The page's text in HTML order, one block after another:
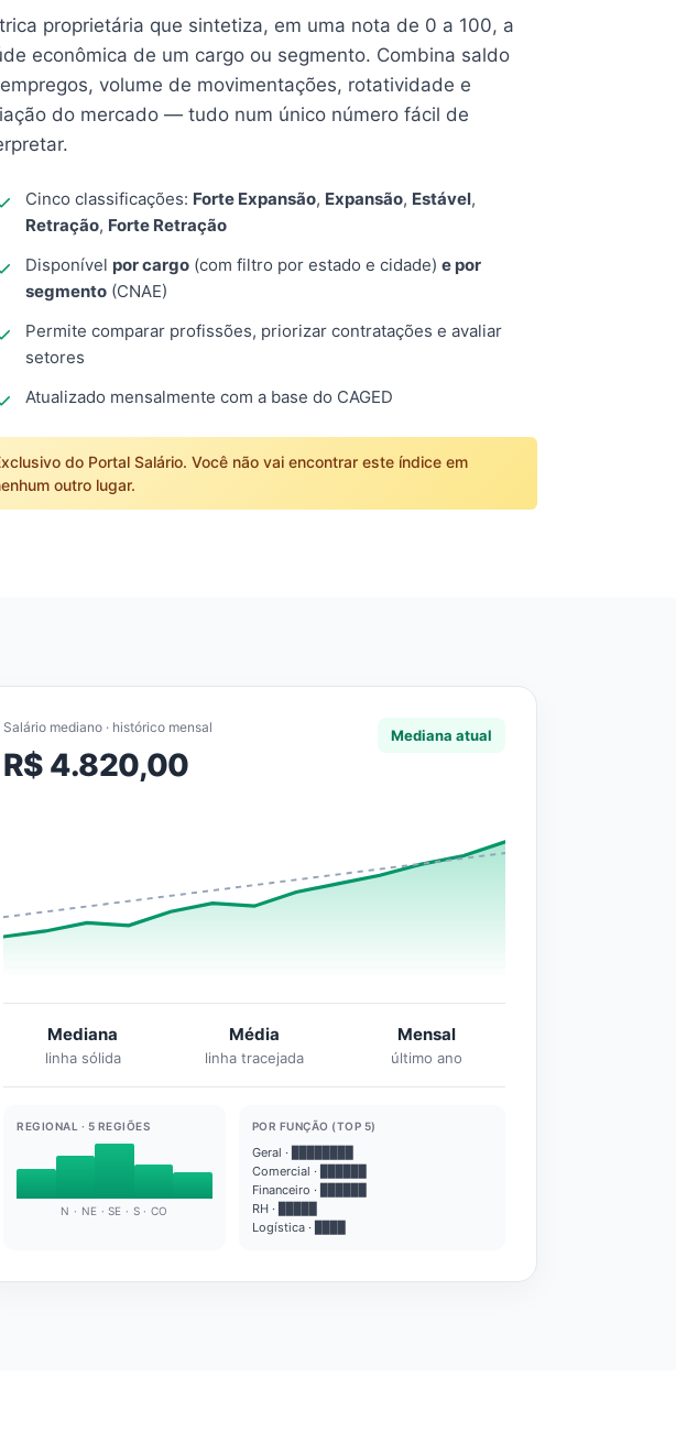
proprietária que sintetiza, em uma nota de 0 a 100, a
econômica de um cargo ou segmento. Combina saldo
volume de movimentações, rotatividade e
do mercado — tudo num único número fácil de
Cinco classificações: Forte Expansão, Expansão, Estável,
Retração, Forte Retração
Disponível por cargo (com filtro por estado e cidade) e por
segmento (CNAE)
Permite comparar profissões, priorizar contratações e avaliar
setores
Atualizado mensalmente com a base do CAGED
do Portal Salário. Você não vai encontrar este índice em
outro lugar.
Salário mediano · histórico mensal
R$ 4.820,00
Mediana atual
Mediana
linha sólida
Média
linha tracejada
Mensal
último ano
REGIONAL · 5 REGIÕES
N · NE · SE · S · CO
POR FUNÇÃO (TOP 5)
Geral · ████████
Comercial · ██████
Financeiro · ██████
RH · █████
Logística · ████